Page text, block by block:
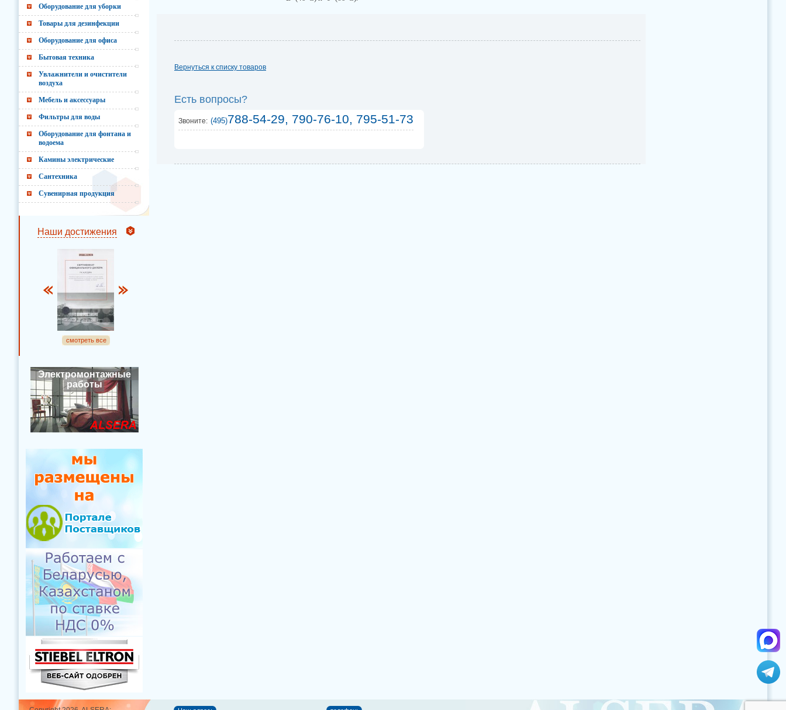
Вернуться к списку товаров
Есть вопросы?
Звоните: (495)788-54-29, 790-76-10, 795-51-73
Оборудование для уборки
Товары для дезинфекции
Оборудование для офиса
Бытовая техника
Увлажнители и очистители
воздуха
Мебель и аксессуары
Фильтры для воды
Оборудование для фонтана и
водоема
Камины электрические
Сантехника
Сувенирная продукция
Наши достижения
смотреть все
Электромонтажные
работы